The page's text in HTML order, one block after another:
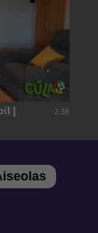
| 2:38